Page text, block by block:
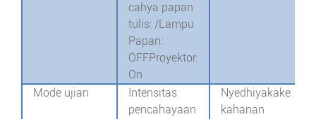
cahya papan
tulis: /Lampu
Papan:
OFFProyektor:
On
Mode ujian
Intensitas
pencahayaan
Nyedhiyakake
kahanan